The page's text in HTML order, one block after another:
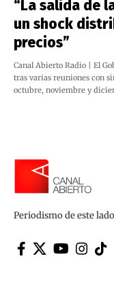
“La salida de
un shock
precios”
Canal Abierto Radio | El
tras varias reuniones con
octubre, noviembre y
Periodismo de este lado